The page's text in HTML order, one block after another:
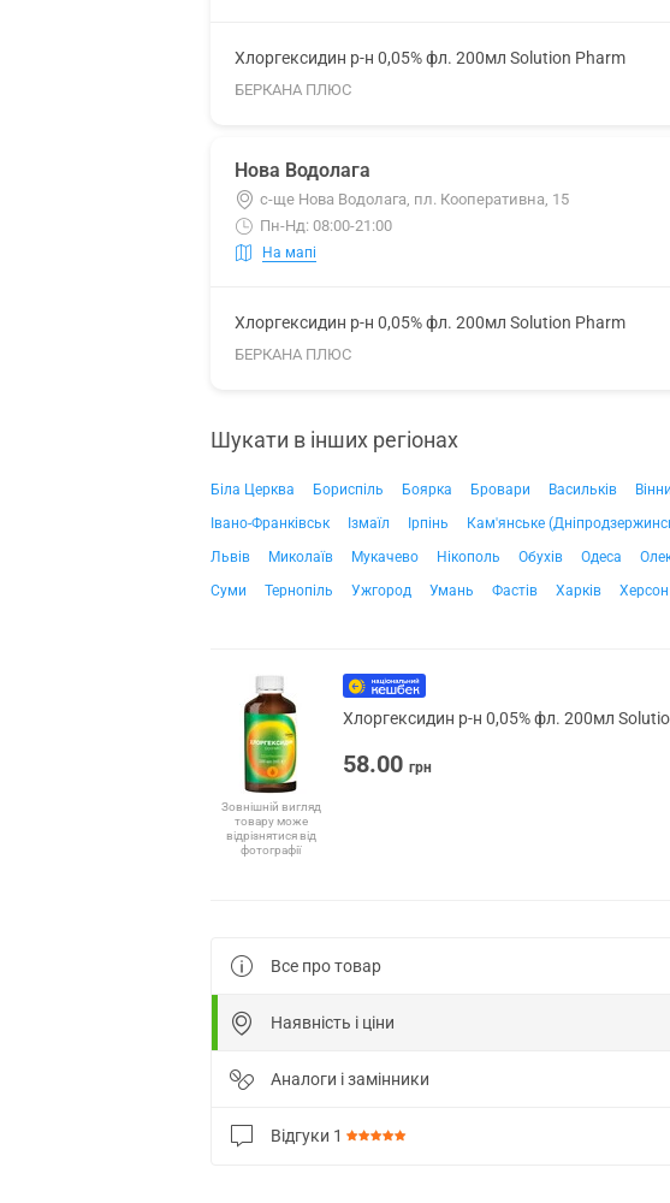
Хлоргексидин р-н 0,05% фл. 200мл Solution Pharm
БЕРКАНА ПЛЮС
Нова Водолага
с-ще Нова Водолага, пл. Кооперативна, 15
Пн-Нд: 08:00-21:00
На мапі
Хлоргексидин р-н 0,05% фл. 200мл Solution Pharm
БЕРКАНА ПЛЮС
Шукати в інших регіонах
Біла Церква Бориспіль Боярка Бровари Васильків
Івано-Франківськ
Ізмаїл Ірпінь Кам'янське
Львів
Миколаїв Мукачево Нікополь Обухів Одеса
Суми
Тернопіль Ужгород Умань Фастів Харків Херсон
Зовнішній вигляд
товару може
відрізнятися від
фотографії
Хлоргексидин р-н 0,05% фл. 200мл
58.00 грн
Все про товар
Наявність і ціни
Аналоги і замінники
Відгуки 1